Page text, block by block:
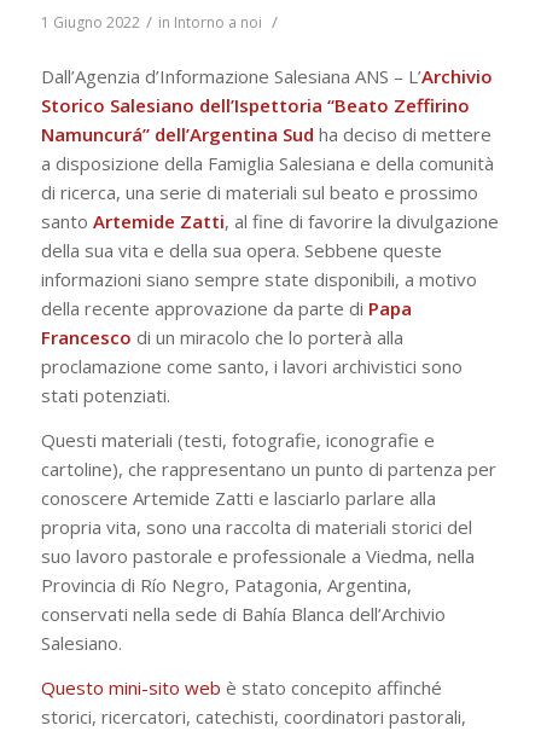
1 Giugno 2022 / in Intorno a noi /
Dall’Agenzia d’Informazione Salesiana ANS – L’Archivio
Storico Salesiano dell’Ispettoria “Beato Zeffirino
Namuncurá” dell’Argentina Sud ha deciso di mettere
a disposizione della Famiglia Salesiana e della comunità
di ricerca, una serie di materiali sul beato e prossimo
santo Artemide Zatti, al fine di favorire la divulgazione
della sua vita e della sua opera. Sebbene queste
informazioni siano sempre state disponibili, a motivo
della recente approvazione da parte di Papa
Francesco di un miracolo che lo porterà alla
proclamazione come santo, i lavori archivistici sono
stati potenziati.
Questi materiali (testi, fotografie, iconografie e
cartoline), che rappresentano un punto di partenza per
conoscere Artemide Zatti e lasciarlo parlare alla
propria vita, sono una raccolta di materiali storici del
suo lavoro pastorale e professionale a Viedma, nella
Provincia di Río Negro, Patagonia, Argentina,
conservati nella sede di Bahía Blanca dell’Archivio
Salesiano.
Questo mini-sito web è stato concepito affinché
storici, ricercatori, catechisti, coordinatori pastorali,